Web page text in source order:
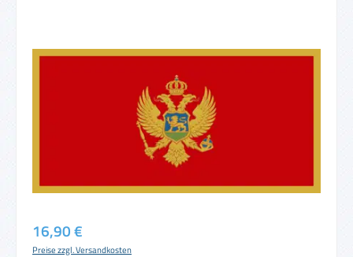
Regulärer Preis:
16,90 €
Preise zzgl. Versandkosten